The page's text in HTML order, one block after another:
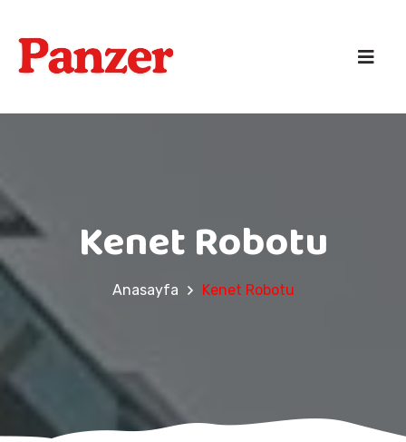
Kenet Robotu
Anasayfa Kenet Robotu